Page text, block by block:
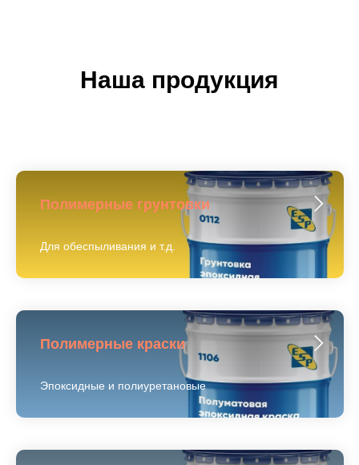
Наша продукция
Полимерные грунтовки
Для обеспыливания и т.д.
Полимерные краски
Эпоксидные и полиуретановые